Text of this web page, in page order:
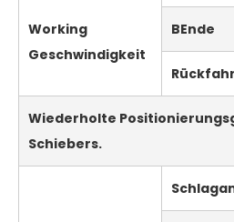
Working
Geschwindigkeit
BEnde
Wiederholte
Schiebers.